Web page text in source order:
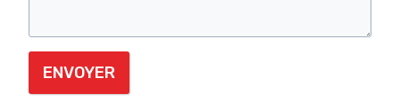
ENVOYER